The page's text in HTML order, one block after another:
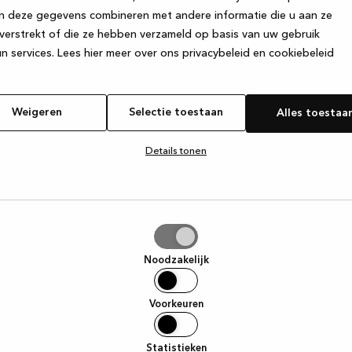
deze gegevens combineren met andere informatie die u aan ze
of die ze hebben verzameld op basis van uw gebruik
services. Lees hier meer over ons privacybeleid en cookiebeleid
Weigeren Selectie toestaan Alles
Details tonen
Noodzakelijk
Voorkeuren
Statistieken
has occurred while loadingwww.kvik.nl (see the